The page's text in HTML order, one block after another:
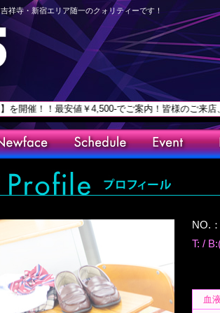
祥寺・新宿エリア随一のクォリティーです！
値￥4,500-でご案内！皆様のご来店、お待ちして
NO.
T: /
血